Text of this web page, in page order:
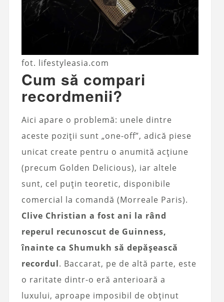
fot. lifestyleasia.com
Cum să compari
recordmenii?
Aici apare o problemă: unele dintre
aceste poziții sunt „one-off”, adică piese
unicat create pentru o anumită acțiune
(precum Golden Delicious), iar altele
sunt, cel puțin teoretic, disponibile
comercial la comandă (Morreale Paris).
Clive Christian a fost ani la rând
reperul recunoscut de Guinness,
înainte ca Shumukh să depășească
recordul. Baccarat, pe de altă parte, este
o raritate dintr-o eră anterioară a
luxului, aproape imposibil de obținut